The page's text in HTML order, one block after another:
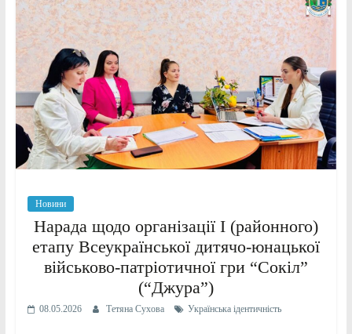
Новини
Нарада щодо організації I (районного)
етапу Всеукраїнської дитячо-юнацької
військово-патріотичної гри “Сокіл”
(“Джура”)
08.05.2026 Тетяна Сухова Українська ідентичність